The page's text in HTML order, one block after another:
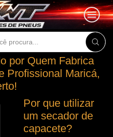
Search
por Quem Fabrica
Profissional Maricá,
Por que utilizar
um secador de
capacete?